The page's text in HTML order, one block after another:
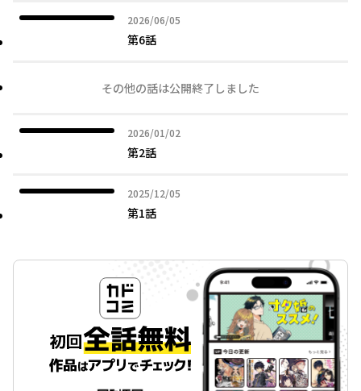
2026/06/05
2026年06月05日
第6話
その他の話は公開終了しました
2026/01/02
2026年01月02日
第2話
2025/12/05
2025年12月05日
第1話